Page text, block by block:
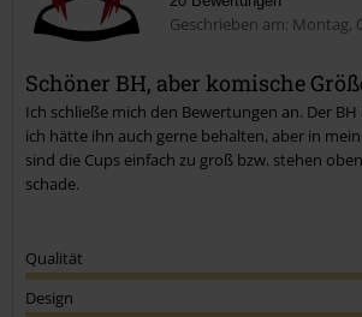
Kommentar jetzt abschicken!
Geschrieben am: Montag,
Schöner BH, aber komische
Ich schließe mich den Bewertungen an. Der
ich hätte ihn auch gerne behalten, aber in
sind die Cups einfach zu groß bzw. stehen
schade.
Qualität
Design